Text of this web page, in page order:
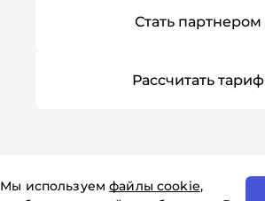
Стать партнером
Рассчитать тариф
Мы используемфайлы cookie,